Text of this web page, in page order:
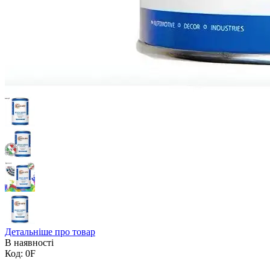
Детальніше про товар
В наявності
Код: 0F